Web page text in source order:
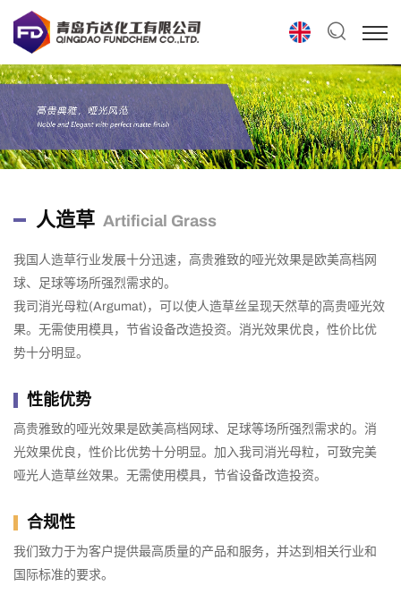
人造草 Artificial Grass
我国人造草行业发展十分迅速，高贵雅致的哑光效果是欧美高档网
球、足球等场所强烈需求的。
我司消光母粒(Argumat)，可以使人造草丝呈现天然草的高贵哑光效
果。无需使用模具，节省设备改造投资。消光效果优良，性价比优
势十分明显。
性能优势
高贵雅致的哑光效果是欧美高档网球、足球等场所强烈需求的。消
光效果优良，性价比优势十分明显。加入我司消光母粒，可致完美
哑光人造草丝效果。无需使用模具，节省设备改造投资。
合规性
我们致力于为客户提供最高质量的产品和服务，并达到相关行业和
国际标准的要求。